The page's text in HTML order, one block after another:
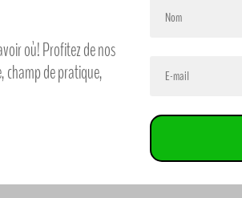
où! Profitez de nos
champ de pratique,